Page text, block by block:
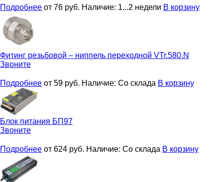
Подробнее от 76 руб. Наличие: 1...2 недели В корзину
Фитинг резьбовой – ниппель переходной VTr.580.N
Звоните
Подробнее от 59 руб. Наличие: Со склада В корзину
Блок питания БП97
Звоните
Подробнее от 624 руб. Наличие: Со склада В корзину